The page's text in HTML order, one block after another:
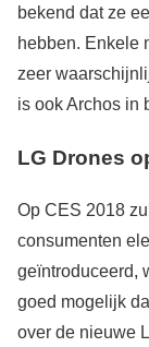
bekend dat ze
hebben. Enkele
zeer
is ook Archos in
LG Drones
Op CES 2018
consumenten
geïntroduceerd,
goed mogelijk
over de nieuwe